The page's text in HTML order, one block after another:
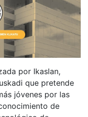
por Ikaslan,
que pretende
jóvenes por las
de